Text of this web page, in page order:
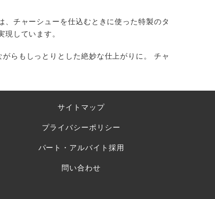
チャーシューを仕込むときに使った特製のタ
しています。
らもしっとりとした絶妙な仕上がりに。 チャ
サイトマップ
プライバシーポリシー
パート・アルバイト採用
問い合わせ